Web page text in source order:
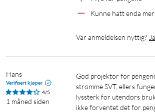
1 × Fjernkontroll
Kunne hatt enda
Var anmeldelsen nyttig? Ja
Hans
Verifisert kjøper
4/5
1 måned siden
God projektor for pengene. Litt styr med å
strømme SVT, ellers
lyssterk for utendørs
ikke forventet det for